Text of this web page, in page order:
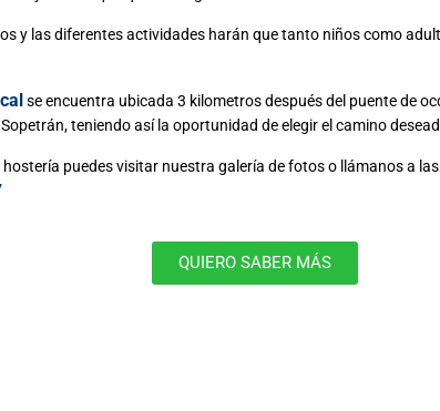
y las diferentes actividades harán que tanto niños como
se encuentra ubicada 3 kilometros después del puente de
teniendo así la oportunidad de elegir el camino
hostería puedes visitar nuestra galería de fotos o llámanos a
QUIERO SABER MÁS